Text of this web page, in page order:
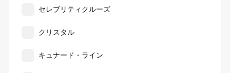
セレブリティクルーズ
クリスタル
キュナード・ライン